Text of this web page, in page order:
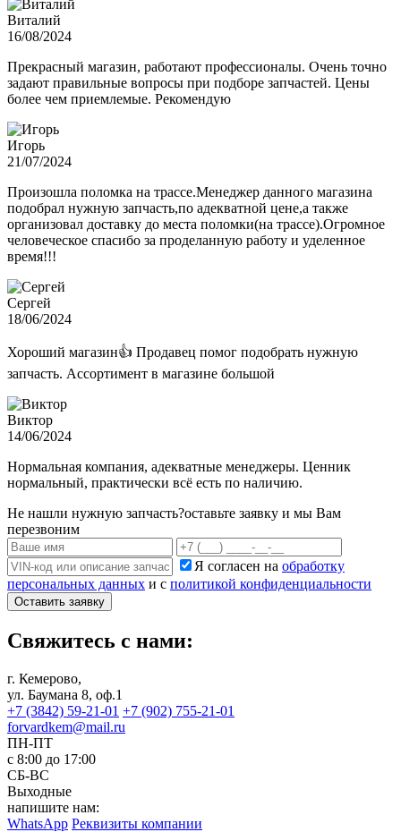
Виталий
16/08/2024
Прекрасный магазин, работают профессионалы. Очень точно
задают правильные вопросы при подборе запчастей. Цены
более чем приемлемые. Рекомендую
Игорь
21/07/2024
Произошла поломка на трассе.Менеджер данного магазина
подобрал нужную запчасть,по адекватной цене,а также
организовал доставку до места поломки(на трассе).Огромное
человеческое спасибо за проделанную работу и уделенное
время!!!
Сергей
18/06/2024
Хороший магазин👍 Продавец помог подобрать нужную
запчасть. Ассортимент в магазине большой
Виктор
14/06/2024
Нормальная компания, адекватные менеджеры. Ценник
нормальный, практически всё есть по наличию.
Не нашли нужную запчасть?оставьте заявку и мы Вам
перезвоним
Я согласен на обработку
персональных данных и с политикой конфиденциальности
Оставить заявку
Свяжитесь с нами:
г. Кемерово,
ул. Баумана 8, оф.1
+7 (3842) 59-21-01 +7 (902) 755-21-01
forvardkem@mail.ru
ПН-ПТ
с 8:00 до 17:00
СБ-ВС
Выходные
напишите нам:
WhatsApp Реквизиты компании